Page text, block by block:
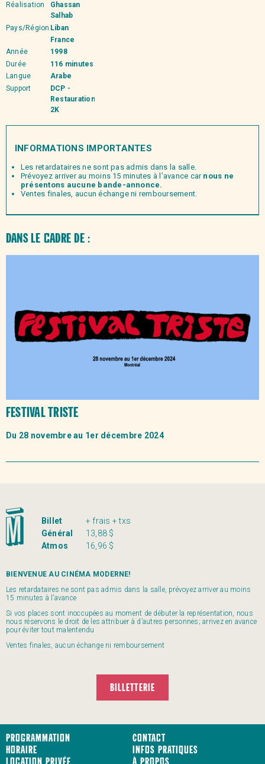
Réalisation
Ghassan
Salhab
Pays/Région Liban
France
Année
1998
Durée
116 minutes
Langue
Arabe
Support
DCP -
Restauration
2K
INFORMATIONS IMPORTANTES
Les retardataires ne sont pas admis dans la salle.
Prévoyez arriver au moins 15 minutes à l’avance carnous ne
présentons aucune bande-annonce.
Ventes finales, aucun échange ni remboursement.
Dans le cadre de :
Festival Triste
Du 28 novembre au 1er décembre 2024
Billet
+ frais + txs
Général
13,88 $
Atmos
16,96 $
BIENVENUE AU CINÉMA MODERNE!
Les retardataires ne sont pas admis dans la salle, prévoyez arriver au moins
15 minutes à l’avance
Si vos places sont inoccupées au moment de débuter la représentation, nous
nous réservons le droit de les attribuer à d’autres personnes; arrivez en avance
pour éviter tout malentendu
Ventes finales, aucun échange ni remboursement
BILLETTERIE
Programmation
Horaire
Contact
Infos pratiques